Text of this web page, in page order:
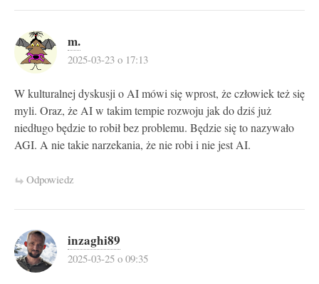
m.
2025-03-23 o 17:13
W kulturalnej dyskusji o AI mówi się wprost, że człowiek też się
myli. Oraz, że AI w takim tempie rozwoju jak do dziś już
niedługo będzie to robił bez problemu. Będzie się to nazywało
AGI. A nie takie narzekania, że nie robi i nie jest AI.
Odpowiedz
inzaghi89
2025-03-25 o 09:35